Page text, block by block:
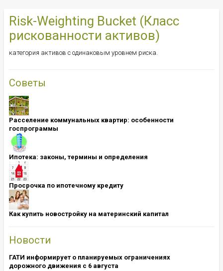
Risk-Weighting Bucket (Класс
рискованности активов)
категория активов с одинаковым уровнем риска.
Советы
Расселение коммунальных квартир: особенности
госпрограммы
Ипотека: ​​​​​​​законы, термины и определения
Просрочка по ипотечному кредиту
Как купить новостройку на материнский капитал
Новости
ГАТИ информирует о планируемых ограничениях
дорожного движения с 6 августа